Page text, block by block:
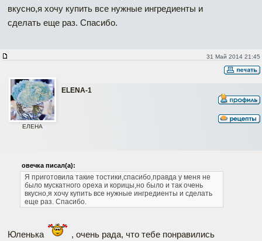
вкусно,я хочу купить все нужные ингредиенты и
сделать еще раз. Спасибо.
31 Май 2014 21:45
ELENA-1
ЕЛЕНА
овечка писал(а):
Я приготовила такие тостики,спасибо,правда у меня не
было мускатного ореха и корицы,но было и так очень
вкусно,я хочу купить все нужные ингредиенты и сделать
еще раз. Спасибо.
Юленька
, очень рада, что тебе понравились